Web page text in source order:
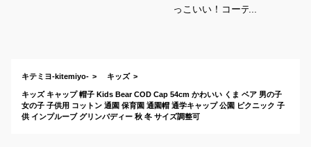
っこいい！コーデュ
キテミヨ-kitemiyo- キッズ
キッズ キャップ 帽子 Kids Bear COD Cap 54cm かわいい くま ベア 男の子
女の子 子供用 コットン 通園 保育園 通園帽 通学キャップ 公園 ピクニック 子
供 インプルーブ グリンバディー 秋 冬 サイズ調整可